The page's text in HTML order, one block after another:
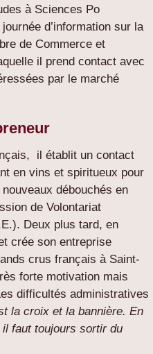
à Sciences Po
d’information sur la
de Commerce et
il prend contact avec
par le marché
il établit un contact
en vins et spiritueux pour
débouchés en
de Volontariat
Deux plus tard, en
crée son entreprise
crus français à Saint-
forte motivation mais
difficultés administratives
la croix et la bannière. En
faut toujours sortir du